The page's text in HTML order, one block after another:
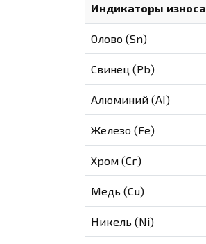
Индикаторы износа
Олово (Sn)
Свинец (Pb)
Алюминий (AI)
Железо (Fe)
Хром (Сг)
Медь (Cu)
Никель (Ni)